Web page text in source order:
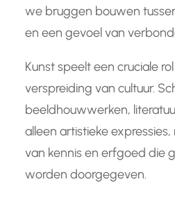
we bruggen bouwen
en een gevoel van
Kunst speelt een cruciale
verspreiding van cultuur.
beeldhouwwerken,
alleen artistieke
van kennis en erfgoed die
worden doorgegeven.